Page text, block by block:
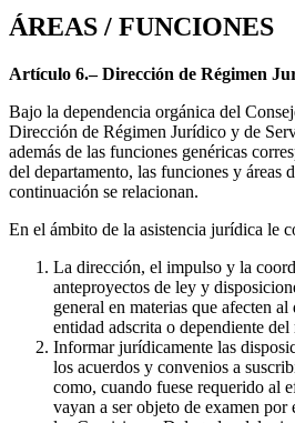
ÁREAS / FUNCIONES
Artículo 6.– Dirección de Régimen
Bajo la dependencia orgánica del
Dirección de Régimen Jurídico y de
además de las funciones genéricas
del departamento, las funciones y áreas
continuación se relacionan.
En el ámbito de la asistencia jurídica le
La dirección, el impulso y la
anteproyectos de ley y
general en materias que afecten
entidad adscrita o dependiente del
Informar jurídicamente las
los acuerdos y convenios a
como, cuando fuese requerido al
vayan a ser objeto de examen